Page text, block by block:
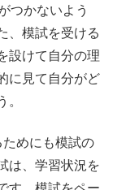
つかないよう
、模試を受ける
設けて自分の理
に見て自分がど
。
めにも模試の
は、学習状況を